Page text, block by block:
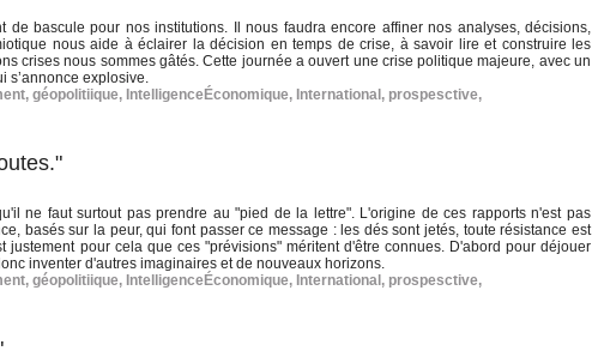
bascule pour nos institutions. Il nous faudra encore affiner nos analyses, décisions,
nous aide à éclairer la décision en temps de crise, à savoir lire et construire les
crises nous sommes gâtés. Cette journée a ouvert une crise politique majeure, avec un
s’annonce explosive.
, géopolitiique, IntelligenceÉconomique, International , prospesctive,
ne faut surtout pas prendre au "pied de la lettre". L'origine de ces rapports n'est pas
basés sur la peur, qui font passer ce message : les dés sont jetés, toute résistance est
pour cela que ces "prévisions" méritent d'être connues. D'abord pour déjouer
inventer d'autres imaginaires et de nouveaux horizons.
, géopolitiique, IntelligenceÉconomique, International , prospesctive,